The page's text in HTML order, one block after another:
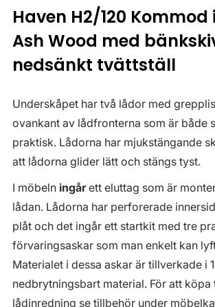
Haven H2/120 Kommod
Ash Wood med
nedsänkt tvättställ
Underskåpet har två lådor med
ovankant av lådfronterna som är både
praktisk. Lådorna har mjukstängande
att lådorna glider lätt och stängs tyst.
I möbeln ingårett eluttag som är
lådan. Lådorna har perforerade
plåt och det ingår ett startkit med tre
förvaringsaskar som man enkelt kan
Materialet i dessa askar är tillverkade i
nedbrytningsbart material. För att
lådinredning se tillbehör under